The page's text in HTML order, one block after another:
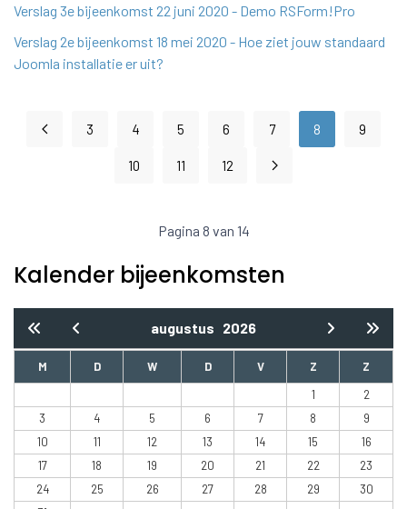
Verslag 3e bijeenkomst 22 juni 2020 - Demo RSForm!Pro
Verslag 2e bijeenkomst 18 mei 2020 - Hoe ziet jouw standaard
Joomla installatie er uit?
3 4 5 6 7 8 9
10 11 12
Pagina 8 van 14
Kalender bijeenkomsten
augustus 2026
M D W D V Z
Z
1
2
3
4 5 6 7 8
9
10
11 12 13 14 15
16
17
18 19 20 21 22
23
24
25 26 27 28 29
30